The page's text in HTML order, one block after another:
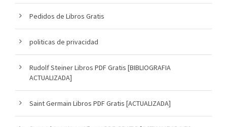
Pedidos de Libros Gratis
politicas de privacidad
Rudolf Steiner Libros PDF Gratis [BIBLIOGRAFIA
ACTUALIZADA]
Saint Germain Libros PDF Gratis [ACTUALIZADA]